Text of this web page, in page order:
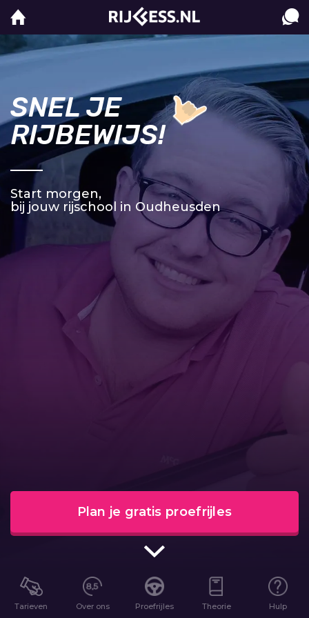
SNEL JE
RIJBEWIJS!
Start morgen,
bij jouw rijschool in Oudheusden
Plan je gratis proefrijles
Tarieven Over ons Proefrijles Theorie Hulp